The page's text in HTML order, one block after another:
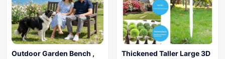
Outdoor Garden Bench ,
Thickened Taller Large 3D